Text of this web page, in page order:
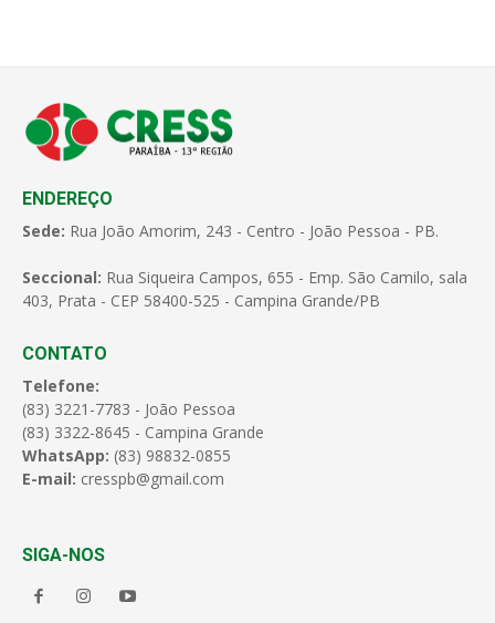
ENDEREÇO
Sede: Rua João Amorim, 243 - Centro - João Pessoa - PB.
Seccional: Rua Siqueira Campos, 655 - Emp. São Camilo, sala
403, Prata - CEP 58400-525 - Campina Grande/PB
CONTATO
Telefone:
(83) 3221-7783 - João Pessoa
(83) 3322-8645 - Campina Grande
WhatsApp: (83) 98832-0855
E-mail: cresspb@gmail.com
SIGA-NOS